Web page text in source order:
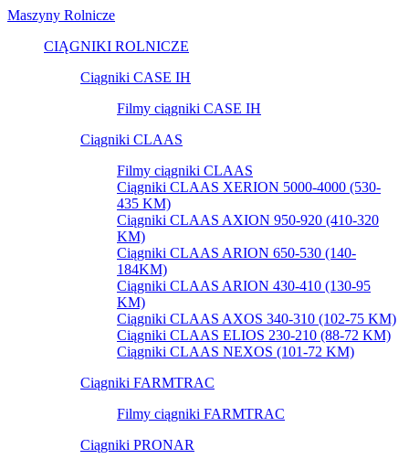
Maszyny Rolnicze
CIĄGNIKI ROLNICZE
Ciągniki CASE IH
Filmy ciągniki CASE IH
Ciągniki CLAAS
Filmy ciągniki CLAAS
Ciągniki CLAAS XERION 5000-4000 (530-
435 KM)
Ciągniki CLAAS AXION 950-920 (410-320
KM)
Ciągniki CLAAS ARION 650-530 (140-
184KM)
Ciągniki CLAAS ARION 430-410 (130-95
KM)
Ciągniki CLAAS AXOS 340-310 (102-75 KM)
Ciągniki CLAAS ELIOS 230-210 (88-72 KM)
Ciągniki CLAAS NEXOS (101-72 KM)
Ciągniki FARMTRAC
Filmy ciągniki FARMTRAC
Ciągniki PRONAR